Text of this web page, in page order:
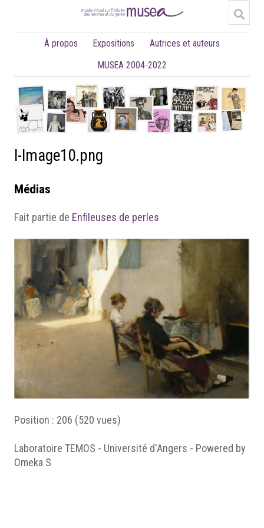
À propos Expositions
Autrices et auteurs
MUSEA 2004-2022
I-Image10.png
Médias
Fait partie de Enfileuses de perles
Position : 206 (520 vues)
Laboratoire TEMOS - Université d'Angers - Powered by
Omeka S